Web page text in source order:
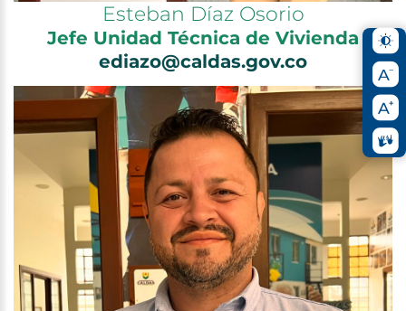
Esteban Díaz Osorio
Jefe Unidad Técnica de Vivienda
ediazo@caldas.gov.co